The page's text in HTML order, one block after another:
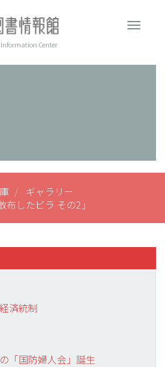
Center
ギャラリー
布したビラ その2」
済統制
「国防婦人会」誕生